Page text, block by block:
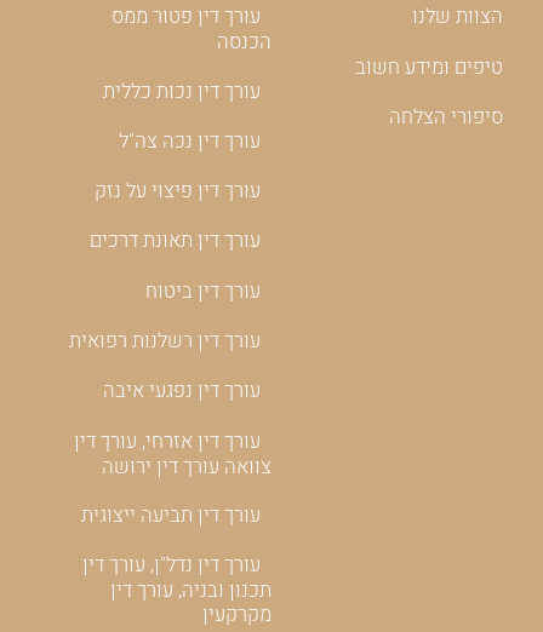
הצוות שלנו
טיפים ומידע חשוב
סיפורי הצלחה
עורך דין פטור ממס
הכנסה
עורך דין נכות כללית
עורך דין נכה צה"ל
עורך דין פיצוי על נזק
עורך דין תאונת דרכים
עורך דין ביטוח
עורך דין רשלנות רפואית
עורך דין נפגעי איבה
עורך דין אזרחי, עורך דין
צוואה עורך דין ירושה
עורך דין תביעה ייצוגית
עורך דין נדל"ן, עורך דין
תכנון ובניה, עורך דין
מקרקעין